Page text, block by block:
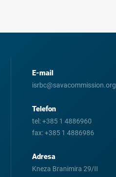
E-mail
isrbc@savacommission.org
Telefon
tel:+385 1 4886960
fax:+385 1 4886986
Adresa
Kneza Branimira 29/II